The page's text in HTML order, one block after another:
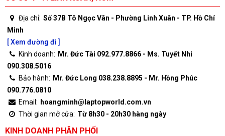
Địa chỉ: Số 37B Tô Ngọc Vân - Phường Linh Xuân - TP. Hồ Chí
Minh
[ Xem đường đi ]
Kinh doanh: Mr. Đức Tài 092.977.8866 - Ms. Tuyết Nhi
090.308.5016
Bảo hành: Mr. Đức Long 038.238.8895 - Mr. Hồng Phúc
090.776.0810
Email: hoangminh@laptopworld.com.vn
Thời gian mở cửa: Từ 8h30 - 20h30 hàng ngày
KINH DOANH PHÂN PHỐI